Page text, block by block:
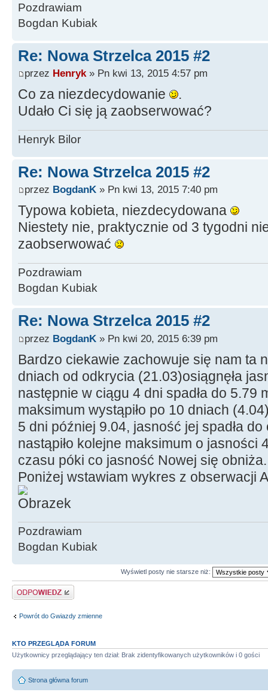
Pozdrawiam
Bogdan Kubiak
Re: Nowa Strzelca 2015 #2
przez Henryk» Pn kwi 13, 2015 4:57 pm
Co za niezdecydowanie
.
Udało Ci się ją zaobserwować?
Henryk Bilor
Re: Nowa Strzelca 2015 #2
przez BogdanK » Pn kwi 13, 2015 7:40 pm
Typowa kobieta, niezdecydowana
Niestety nie, praktycznie od 3 tygodni
zaobserwować
Pozdrawiam
Bogdan Kubiak
Re: Nowa Strzelca 2015 #2
przez BogdanK » Pn kwi 20, 2015 6:39 pm
Bardzo ciekawie zachowuje się nam ta
dniach od odkrycia (21.03)osiągnęła
następnie w ciągu 4 dni spadła do 5.79
maksimum wystąpiło po 10 dniach
5 dni później 9.04, jasność jej spadła
nastąpiło kolejne maksimum o jasności
czasu póki co jasność Nowej się
Poniżej wstawiam wykres z obserwacji
Pozdrawiam
Bogdan Kubiak
Wyświetl posty nie starsze niż:
Odpowiedz
Powrót do Gwiazdy zmienne
KTO PRZEGLĄDA FORUM
Użytkownicy przeglądający ten dział: Brak zidentyfikowanych użytkowników i 0 gości
Strona główna forum